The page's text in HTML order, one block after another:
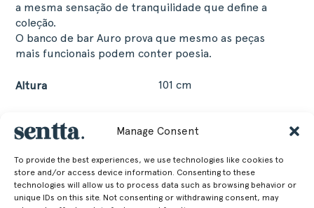
Manage Consent
To provide the best experiences, we use technologies like cookies to
store and/or access device information. Consenting to these
technologies will allow us to process data such as browsing behavior or
unique IDs on this site. Not consenting or withdrawing consent, may
a mesma sensação de tranquilidade que define a
coleção.
O banco de bar Auro prova que mesmo as peças
mais funcionais podem conter poesia.
Altura 101 cm
Largura
53 cm
20.87 in
Profundidade
59.2 cm